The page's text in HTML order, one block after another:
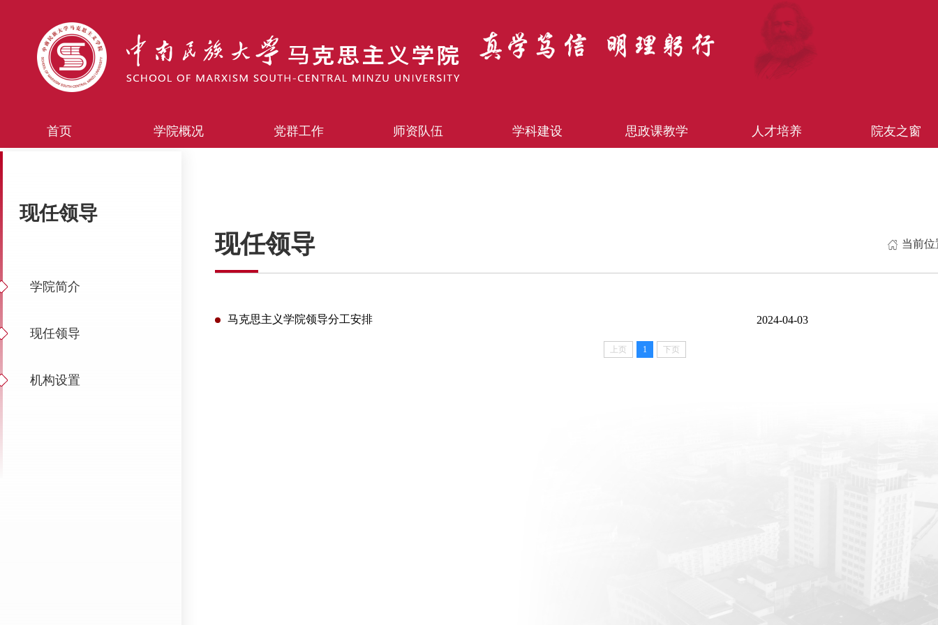
首页 学院概况 党群工作 师资队伍 学科建设 思政课教学 人才培养 院友之窗
现任领导
学院简介
现任领导
机构设置
现任领导 当前位
马克思主义学院领导分工安排 2024-04-03
上页 1 下页